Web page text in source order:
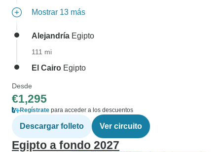
Mostrar 13 más
Alejandría Egipto
111 mi
El Cairo Egipto
Desde
€1,295
Regístrate para acceder a los descuentos
Descargar folleto Ver circuito
Egipto a fondo 2027